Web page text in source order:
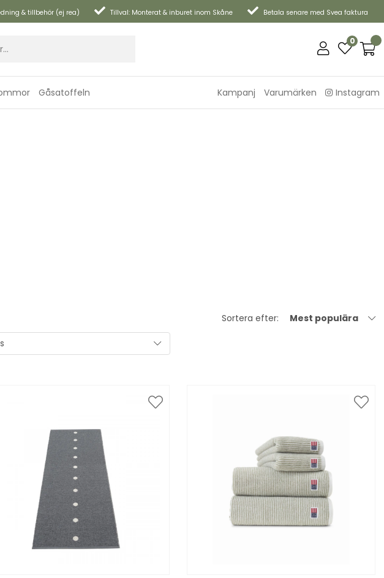
& tillbehör (ej rea) Tillval: Monterat & inburet inom Skåne Betala senare med Svea faktura
0
Gåsatoffeln Kampanj Varumärken Instagram
Sortera efter: Mest populära